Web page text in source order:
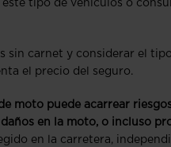
tipo de vehículos o
carnet y considerar el
el precio del seguro.
moto puede acarrear
en la moto, o incluso
en la carretera,